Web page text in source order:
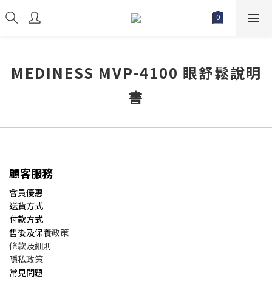
MEDINESS MVP-4100 眼舒鬆說明
書
顧客服務
會員優惠
送貨方式
付款方式
售後及保養政策
條款及細則
隱私政策
常見問題